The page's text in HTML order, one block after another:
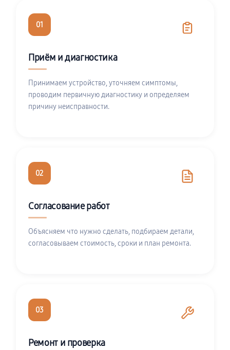
01
Приём и диагностика
Принимаем устройство, уточняем симптомы,
проводим первичную диагностику и определяем
причину неисправности.
02
Согласование работ
Объясняем что нужно сделать, подбираем детали,
согласовываем стоимость, сроки и план ремонта.
03
Ремонт и проверка